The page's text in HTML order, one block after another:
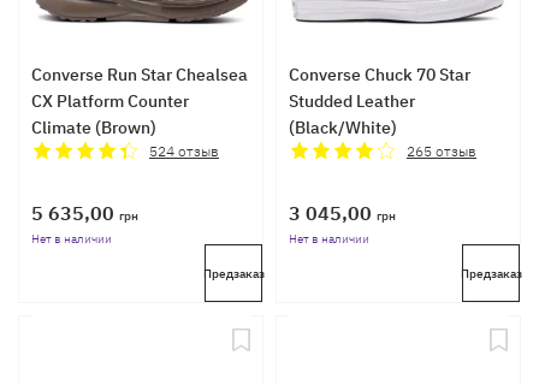
Converse Run Star Chealsea
CX Platform Counter
Climate (Brown)
524отзыв
5 635,00 грн
Нет в наличии
Предзаказ
Converse Chuck 70 Star
Studded Leather
(Black/White)
265отзыв
3 045,00 грн
Нет в наличии
Предзаказ